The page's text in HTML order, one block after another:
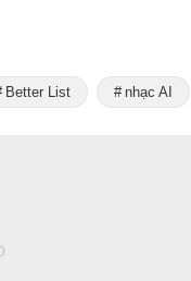
Better List nhạc AI